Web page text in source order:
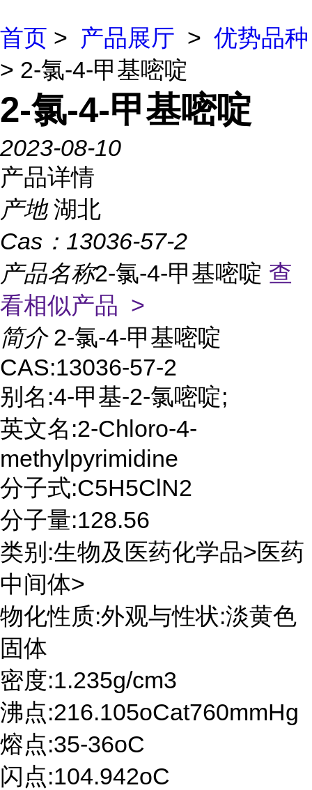
首页 > 产品展厅 > 优势品种
> 2-氯-4-甲基嘧啶
2-氯-4-甲基嘧啶
2023-08-10
产品详情
产地 湖北
Cas： 13036-57-2
产品名称2-氯-4-甲基嘧啶 查
看相似产品 >
简介 2-氯-4-甲基嘧啶
CAS:13036-57-2
别名:4-甲基-2-氯嘧啶;
英文名:2-Chloro-4-
methylpyrimidine
分子式:C5H5ClN2
分子量:128.56
类别:生物及医药化学品>医药
中间体>
物化性质:外观与性状:淡黄色
固体
密度:1.235g/cm3
沸点:216.105oCat760mmHg
熔点:35-36oC
闪点:104.942oC